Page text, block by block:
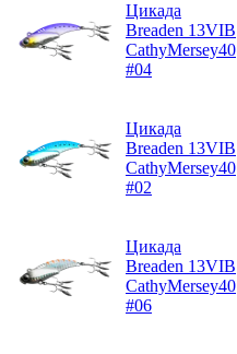
Цикада
Breaden 13VIB
CathyMersey40
#04
Цикада
Breaden 13VIB
CathyMersey40
#02
Цикада
Breaden 13VIB
CathyMersey40
#06